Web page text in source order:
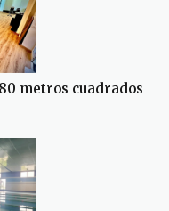
metros cuadrados